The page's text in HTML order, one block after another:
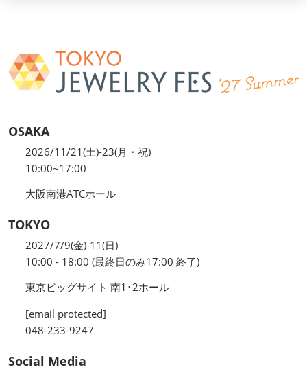
OSAKA
2026/11/21(土)-23(月・祝)
10:00~17:00
大阪南港ATCホール
TOKYO
2027/7/9(金)-11(日)
10:00 - 18:00 (最終日のみ17:00 終了)
東京ビッグサイト 南1･2ホール
[email protected]
048-233-9247
Social Media